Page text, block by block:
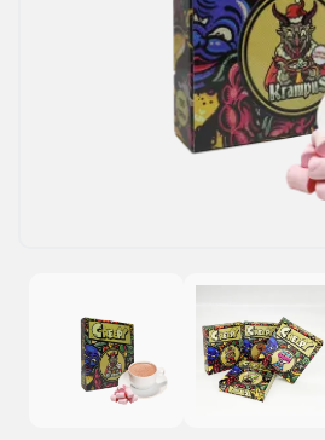
Рідини для електронних сигарет
Подарункові набори